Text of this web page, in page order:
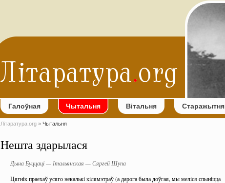
Галоўная Чытальня Вітальня Старажытня
Літаратура.org » Чытальня
Нешта здарылася
Дына Буццаці — Італьянская — Сяргей Шупа
Цягнік праехаў усяго некалькі кілямэтраў (а дарога была доўгая, мы меліся спыніцца